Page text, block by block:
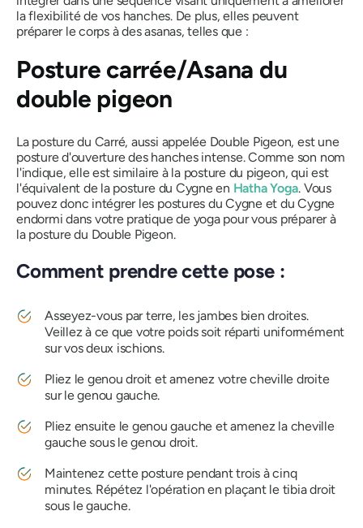
la flexibilité de vos hanches. De plus, elles peuvent
préparer le corps àdes asanas, telles que :
Posture carrée/Asana du
double pigeon
La posture du Carré, aussi appelée Double Pigeon, est une
posture d'ouverture des hanches intense. Comme son nom
l'indique, elle est similaire à la posture du pigeon, qui est
l'équivalent de la posture du Cygne en Hatha Yoga. Vous
pouvez donc intégrer les postures du Cygne et du Cygne
endormi dans votre pratique de yoga pour vous préparer à
la posture du Double Pigeon.
Comment prendre cette pose :
Asseyez-vous par terre, les jambes bien droites.
Veillez à ce que votre poids soit réparti uniformément
sur vos deux ischions.
Pliez le genou droit et amenez votre cheville droite
sur le genou gauche.
Pliez ensuite le genou gauche et amenez la cheville
gauche sous le genou droit.
Maintenez cette posturependant trois à cinq
minutes. Répétez l'opération en plaçant le tibia droit
sous le gauche.